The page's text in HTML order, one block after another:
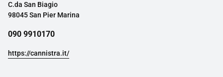
C.da San Biagio
98045 San Pier Marina
090 9910170
https://cannistra.it/